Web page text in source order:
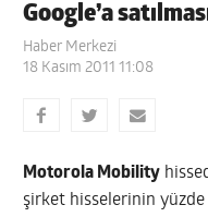
Google’a
Haber Merkezi
18 Kasım 2011 11:08
Motorola Mobility
şirket hisselerinin